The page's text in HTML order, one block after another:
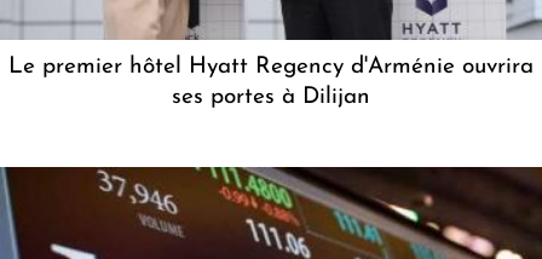
Le premier hôtel Hyatt Regency d'Arménie ouvrira
ses portes à Dilijan